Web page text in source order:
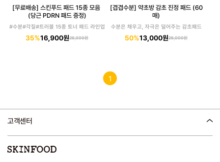
[무료배송] 스킨푸드 패드 15종 모음
(당근 PDRN 패드 증정)
#수분#각질#트러블 15종 토너 패드 라인업
35%16,900원26,000원
[겹겹수분] 약초방 감초 진정 패드 (60
매)
수분은 채우고, 자극은 덜어주는 감초패드
50%13,000원26,000원
1
고객센터